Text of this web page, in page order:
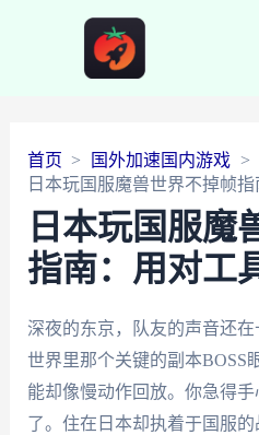
首页
国外加速国内游戏
日本玩国服魔兽世界不掉帧
日本玩国服魔
指南：用对工
深夜的东京，队友的声音还
世界里那个关键的副本BOSS
能却像慢动作回放。你急得
了。住在日本却执着于国服